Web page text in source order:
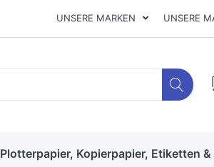
UNSERE MARKEN UNSERE
Plotterpapier, Kopierpapier, Etiketten &